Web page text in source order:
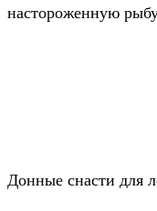
настороженную
Донные снасти для